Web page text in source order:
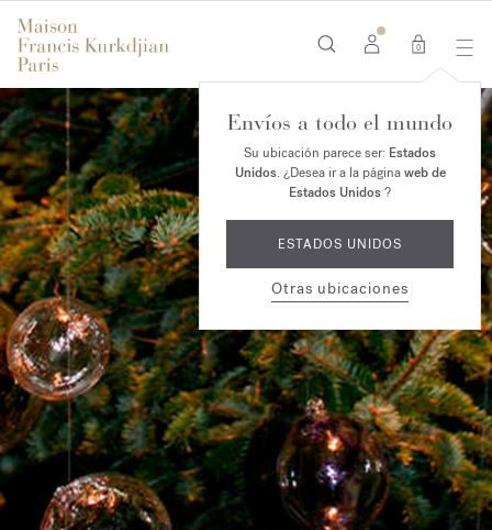
0
Envíos a todo el mundo
Su ubicación parece ser: Estados
Unidos. ¿Desea ir a la páginaweb de
Estados Unidos?
ESTADOS UNIDOS
Otras ubicaciones